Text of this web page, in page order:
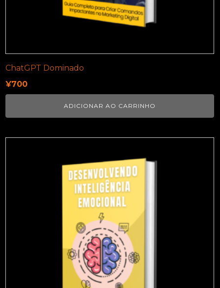
ChatGPT Dominado
¥700
ADICIONAR AO CARRINHO